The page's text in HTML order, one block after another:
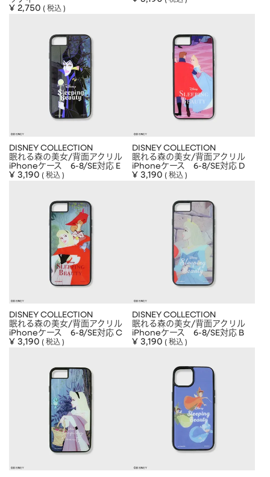
¥ 2,750 税込
DISNEY COLLECTION
眠れる森の美女/背面アクリル
iPhoneケース 6-8/SE対応 E
¥ 3,190 税込
DISNEY COLLECTION
眠れる森の美女/背面アクリル
iPhoneケース 6-8/SE対応 D
¥ 3,190 税込
DISNEY COLLECTION
眠れる森の美女/背面アクリル
iPhoneケース 6-8/SE対応 C
¥ 3,190 税込
DISNEY COLLECTION
眠れる森の美女/背面アクリル
iPhoneケース 6-8/SE対応 B
¥ 3,190 税込